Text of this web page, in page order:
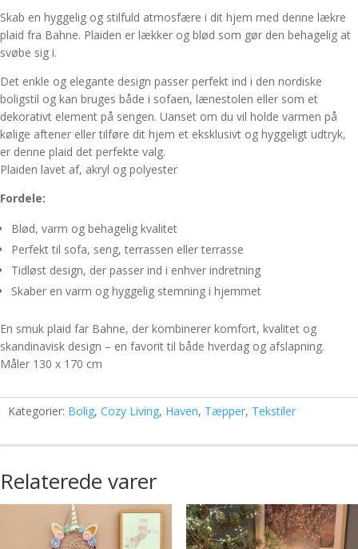
Skab en hyggelig og stilfuld atmosfære i dit hjem med denne lækre
plaid fra Bahne. Plaiden er lækker og blød som gør den behagelig at
svøbe sig i.
Det enkle og elegante design passer perfekt ind i den nordiske
boligstil og kan bruges både i sofaen, lænestolen eller som et
dekorativt element på sengen. Uanset om du vil holde varmen på
kølige aftener eller tilføre dit hjem et eksklusivt og hyggeligt udtryk,
er denne plaid det perfekte valg.
Plaiden lavet af, akryl og polyester
Fordele:
Blød, varm og behagelig kvalitet
Perfekt til sofa, seng, terrassen eller terrasse
Tidløst design, der passer ind i enhver indretning
Skaber en varm og hyggelig stemning i hjemmet
En smuk plaid far Bahne, der kombinerer komfort, kvalitet og
skandinavisk design – en favorit til både hverdag og afslapning.
Måler 130 x 170 cm
Kategorier: Bolig, Cozy Living, Haven, Tæpper, Tekstiler
Relaterede varer